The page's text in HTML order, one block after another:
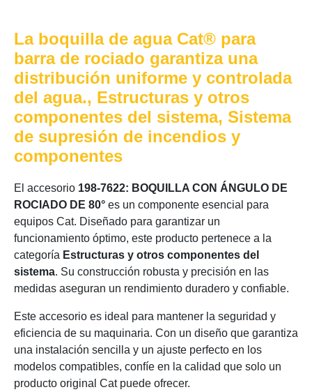
La boquilla de agua Cat® para
barra de rociado garantiza una
distribución uniforme y controlada
del agua., Estructuras y otros
componentes del sistema, Sistema
de supresión de incendios y
componentes
El accesorio 198-7622: BOQUILLA CON ÁNGULO DE
ROCIADO DE 80° es un componente esencial para
equipos Cat. Diseñado para garantizar un
funcionamiento óptimo, este producto pertenece a la
categoría Estructuras y otros componentes del
sistema. Su construcción robusta y precisión en las
medidas aseguran un rendimiento duradero y confiable.
Este accesorio es ideal para mantener la seguridad y
eficiencia de su maquinaria. Con un diseño que garantiza
una instalación sencilla y un ajuste perfecto en los
modelos compatibles, confíe en la calidad que solo un
producto original Cat puede ofrecer.